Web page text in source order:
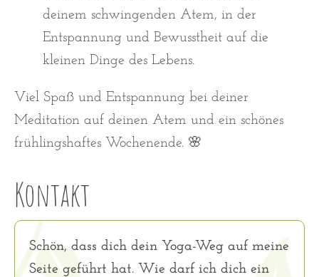
deinem schwingenden Atem, in der
Entspannung und Bewusstheit auf die
kleinen Dinge des Lebens.
Viel Spaß und Entspannung bei deiner
Meditation auf deinen Atem und ein schönes
frühlingshaftes Wochenende. 🌸
Kontakt
Schön, dass dich dein Yoga-Weg auf meine
Seite geführt hat. Wie darf ich dich ein